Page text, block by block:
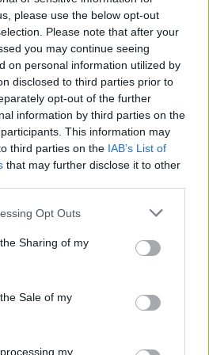
please use the below opt-out
Please note that after your
you may continue seeing
on personal information utilized by
disclosed to third parties prior to
opt-out of the further
information by third parties on the
This information may
third parties on the IAB’s List of
that may further disclose it to other
Opt Outs
Sharing of my
Sale of my
my
su punto terminal en la
Monzón Grau-Bassas.
Guagüitos, que han vertebrado
la empresa municipal durante
del cartel publicitario
de Guaguas Municipales, bajo
lo importante que es llegar a
que se exhibirá en
líneas, en varias unidades de la
de comunicación de la
cena de Nochebuena de los
máquinas interiores de recarga
Guagua sin contacto, vigente
de septiembre. Nueve de los
ya instalados en las Oficinas